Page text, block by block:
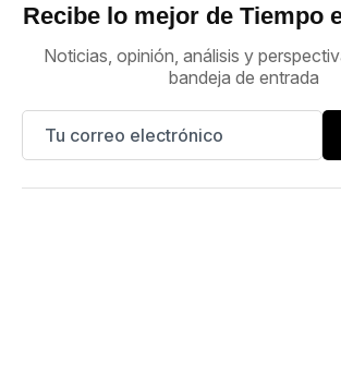
Recibe lo mejor de Tiempo
Noticias, opinión, análisis y
bandeja de entrada